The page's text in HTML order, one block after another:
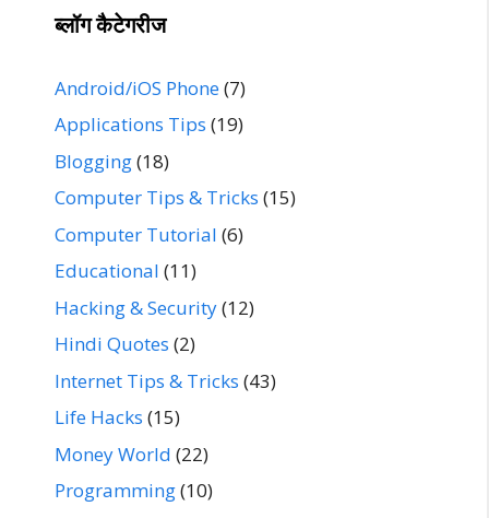
ब्लॉग कैटेगरीज
Android/iOS Phone(7)
Applications Tips (19)
Blogging(18)
Computer Tips & Tricks (15)
Computer Tutorial (6)
Educational (11)
Hacking & Security(12)
Hindi Quotes (2)
Internet Tips & Tricks (43)
Life Hacks (15)
Money World (22)
Programming(10)